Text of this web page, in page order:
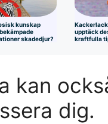
kunskap
skadedjur?
upptäck
kraftfulla
kan
dig.